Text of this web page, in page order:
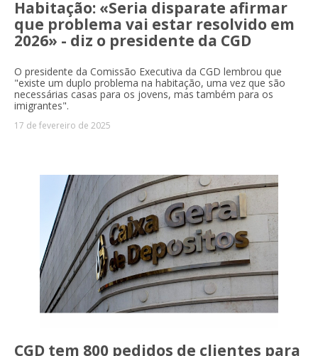
Habitação: «Seria disparate afirmar
que problema vai estar resolvido em
2026» - diz o presidente da CGD
O presidente da Comissão Executiva da CGD lembrou que
"existe um duplo problema na habitação, uma vez que são
necessárias casas para os jovens, mas também para os
imigrantes".
17 de fevereiro de 2025
CGD tem 800 pedidos de clientes para